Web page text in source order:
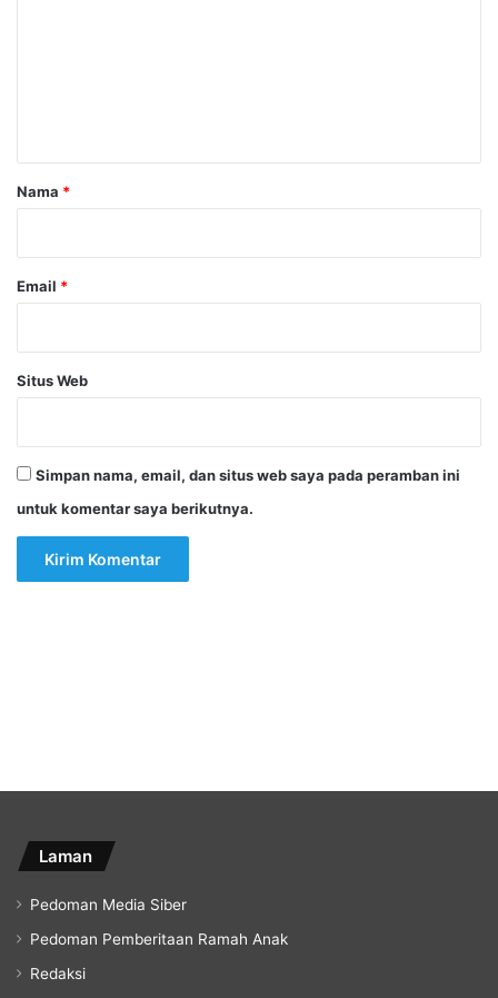
rNama *
Email *
Situs Web
Simpan nama, email, dan situs web saya pada peramban ini
untuk komentar saya berikutnya.
Laman
Pedoman Media Siber
Pedoman Pemberitaan Ramah Anak
Redaksi